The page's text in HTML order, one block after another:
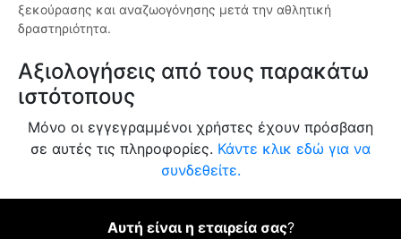
ξεκούρασης και αναζωογόνησης μετά την αθλητική
δραστηριότητα.
Αξιολογήσεις από τους παρακάτω
ιστότοπους
Μόνο οι εγγεγραμμένοι χρήστες έχουν πρόσβαση
σε αυτές τις πληροφορίες. Κάντε κλικ εδώ για να
συνδεθείτε.
Αυτή είναι η εταιρεία σας?